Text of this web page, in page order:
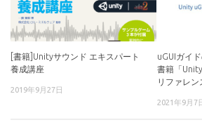
[書籍]Unityサウンド エキスパート
養成講座
2019年9月27日
uGUIガイ
書籍「
リファレ
2021年9月7